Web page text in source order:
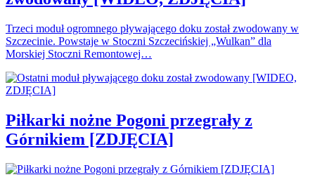
Trzeci moduł ogromnego pływającego doku został zwodowany w
Szczecinie. Powstaje w Stoczni Szczecińskiej „Wulkan” dla
Morskiej Stoczni Remontowej…
Piłkarki nożne Pogoni przegrały z
Górnikiem [ZDJĘCIA]